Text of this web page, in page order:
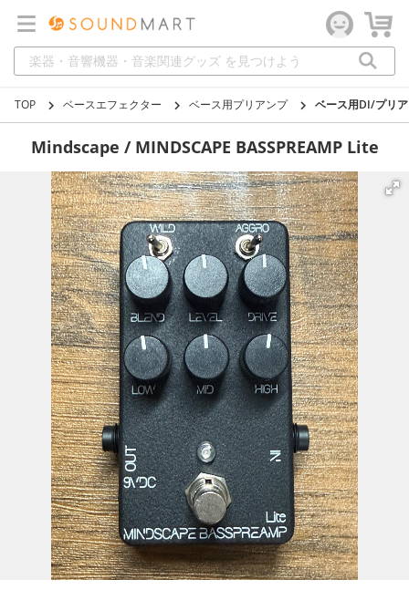
TOP ベースエフェクター ベース用プリアンプ ベース用DI/プリ
Mindscape / MINDSCAPE BASSPREAMP Lite